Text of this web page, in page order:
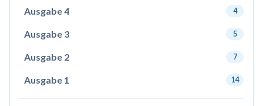
Ausgabe 4 4
Ausgabe 3 5
Ausgabe 2 7
Ausgabe 1 14